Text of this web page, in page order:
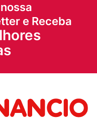
e Receba